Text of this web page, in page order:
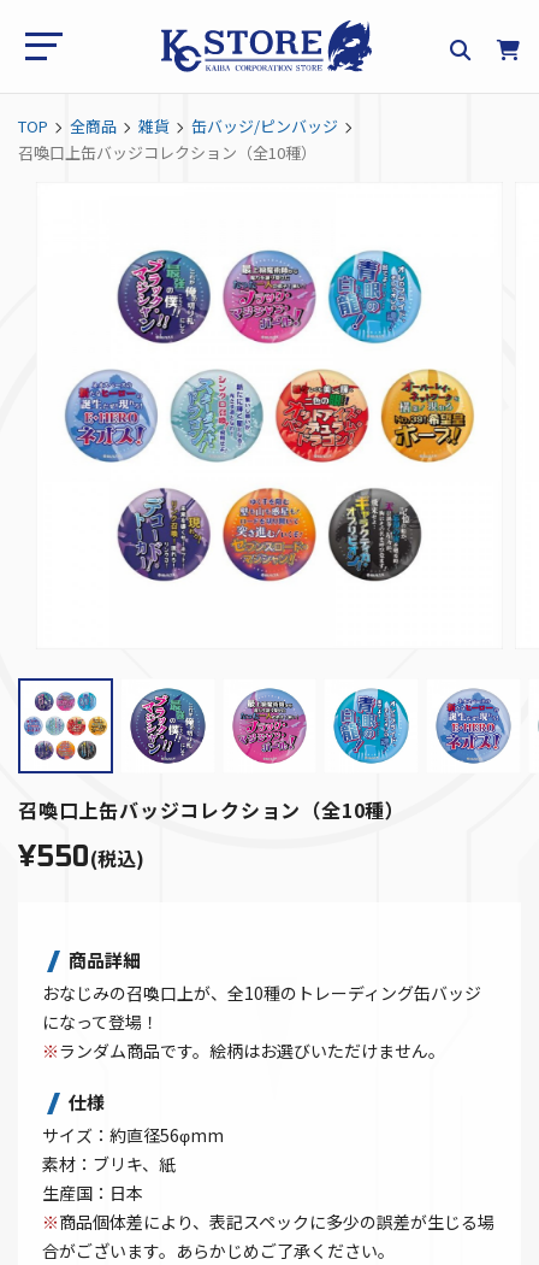
TOP 全商品 雑貨
缶バッジ/ピンバッジ
召喚口上缶バッジコレクション（全10種）
召喚口上缶バッジコレクション（全10種）
¥550(税込)
商品詳細
おなじみの召喚口上が、全10種のトレーディング缶バッジ
になって登場！
※ランダム商品です。絵柄はお選びいただけません。
仕様
サイズ：約直径56φmm
素材：ブリキ、紙
生産国：日本
※商品個体差により、表記スペックに多少の誤差が生じる場
合がございます。あらかじめご了承ください。